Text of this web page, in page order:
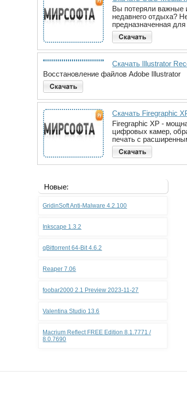
Вы потеряли важные
недавнего отдыха?
предназначенная
Скачать Illustrator
Восстановление файлов Adobe Illustrator
Скачать Firegraphic
Firegraphic XP -
цифровых камер,
печать с
Новые:
GridinSoft Anti-Malware 4.2.100
Inkscape 1.3.2
qBittorrent 64-Bit 4.6.2
Reaper 7.06
foobar2000 2.1 Preview 2023-11-27
Valentina Studio 13.6
Macrium Reflect FREE Edition 8.1.7771 /
8.0.7690